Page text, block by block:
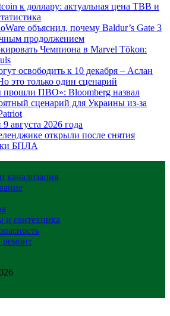
к доллару: актуальная цена TBB и
объяснил, почему Baldur’s Gate 3
продолжением
Чемпиона в Marvel Tōkon:
освободить к 10 декабря – Аслан
это только один сценарий
прошли ПВО»: Bloomberg назвал
сценарий для Украины из-за
августа 2026 года
открыли после снятия
БПЛА
канализация
сантехника
ремонт